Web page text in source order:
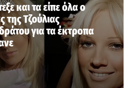
και τα είπε όλα ο
της Τζούλιας
για τα έκτροπα